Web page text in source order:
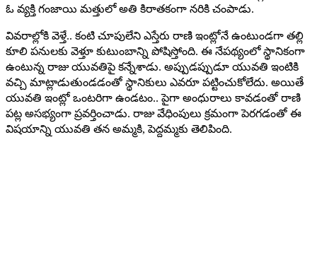
ఓ వ్యక్తి గంజాయి మత్తులో అతి కిరాతకంగా నరికి చంపాడు.
వివరాల్లోకి వెళ్తే.. కంటి చూపులేని ఎస్తేరు రాణి ఇంట్లోనే ఉంటుండగా తల్లి
కూలి పనులకు వెళ్తూ కుటుంబాన్ని పోషిస్తోంది. ఈ నేపథ్యంలో స్థానికంగా
ఉంటున్న రాజు యువతిపై కన్నేశాడు. అప్పుడప్పుడూ యువతి ఇంటికి
వచ్చి మాట్లాడుతుండడంతో స్థానికులు ఎవరూ పట్టించుకోలేదు. అయితే
యువతి ఇంట్లో ఒంటరిగా ఉండటం.. పైగా అంధురాలు కావడంతో రాణి
పట్ల అసభ్యంగా ప్రవర్తించాడు. రాజు వేధింపులు క్రమంగా పెరగడంతో ఈ
విషయాన్ని యువతి తన అమ్మకి, పెద్దమ్మకు తెలిపింది.